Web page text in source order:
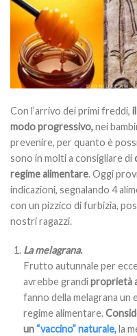
Con l’arrivo dei primi freddi,
modo progressivo,nei
prevenire, per quanto è
sono in molti a consigliare di
regime alimentare. Oggi
indicazioni, segnalando 4
con un pizzico di furbizia,
nostri ragazzi.
La melagrana.
Frutto autunnale per
avrebbe grandiproprietà
fanno della melagrana
regime alimentare.
un “vaccino” naturale,la